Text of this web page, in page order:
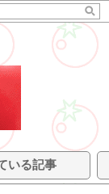
いる記事